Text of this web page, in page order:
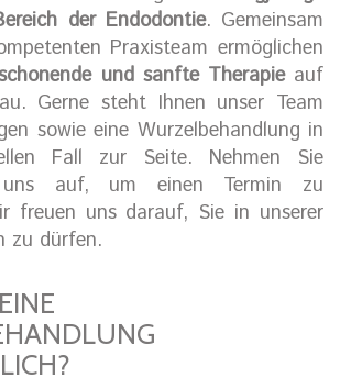
der Endodontie. Gemeinsam
Praxisteam ermöglichen
und sanfte Therapieauf
Gerne steht Ihnen unser Team
sowie eine Wurzelbehandlung in
Fall zur Seite. Nehmen Sie
auf, um einen Termin zu
freuen uns darauf, Sie in unserer
zu dürfen.